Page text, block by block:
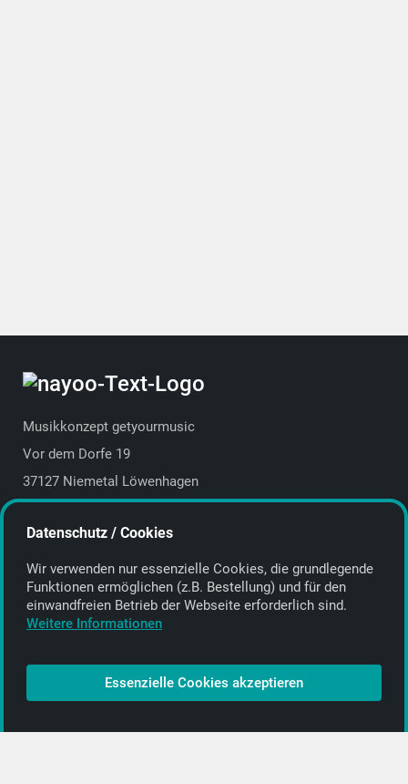
Musikkonzept getyourmusic
Vor dem Dorfe 19
37127 Niemetal Löwenhagen
E-Mail:info@getyourmusic.de
Alle Informationen
Kontakt
CD-Anbieter werden
CD-Anbieter-Login
Datenschutz / Cookies
Wir verwenden nur essenzielle Cookies, die grund­legende
Funktionen ermöglichen (z.B. Bestellung) und für den
einwand­freien Betrieb der Webseite erforderlich sind.
Weitere Informationen
Essenzielle Cookies akzeptieren